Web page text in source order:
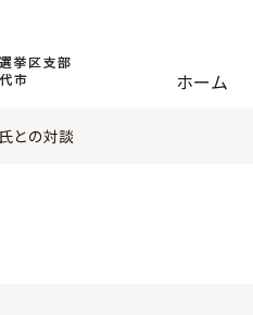
ホーム
との対談